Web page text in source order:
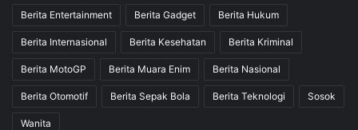
Berita Entertainment Berita Gadget Berita Hukum
Berita Internasional Berita Kesehatan Berita Kriminal
Berita MotoGP Berita Muara Enim Berita Nasional
Berita Otomotif Berita Sepak Bola Berita Teknologi Sosok
Wanita